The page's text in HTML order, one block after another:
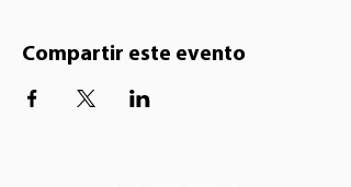
Compartir este evento